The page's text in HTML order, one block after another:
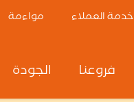
خدمة العملاء
مواءمة
فروعنا الجودة